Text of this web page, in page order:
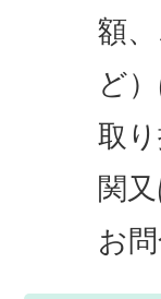
額
ど
取
関
お